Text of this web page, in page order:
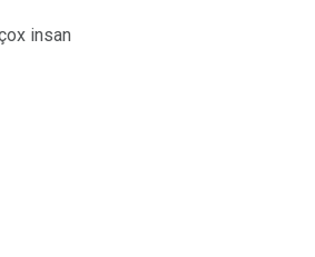
insan